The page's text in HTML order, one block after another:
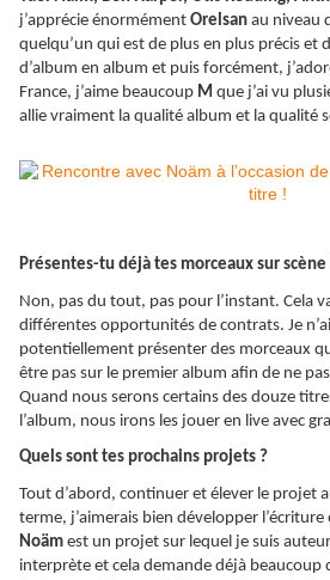
j’apprécie énormément Orelsan au niveau
quelqu’un qui est de plus en plus précis et
d’album en album et puis forcément,
France, j’aime beaucoup M que j’ai vu
allie vraiment la qualité album et la qualité
Présentes-tu déjà tes morceaux sur scène
Non, pas du tout, pas pour l’instant. Cela
différentes opportunités de contrats. Je
potentiellement présenter des morceaux
être pas sur le premier album afin de ne
Quand nous serons certains des douze
l’album, nous irons les jouer en live avec
Quels sont tes prochains projets ?
Tout d’abord, continuer et élever le projet
terme, j’aimerais bien développer
Noäm est un projet sur lequel je suis
interprète et cela demande déjà beaucoup